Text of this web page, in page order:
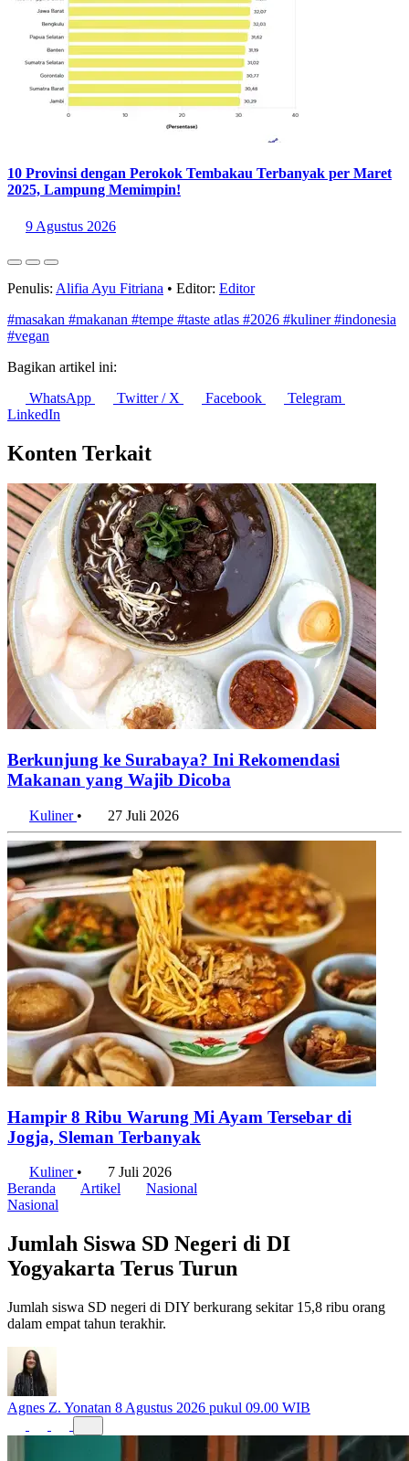
10 Provinsi dengan Perokok Tembakau Terbanyak per Maret
2025, Lampung Memimpin!
9 Agustus 2026
Penulis: Alifia Ayu Fitriana • Editor: Editor
#masakan #makanan #tempe #taste atlas #2026 #kuliner#indonesia
#vegan
Bagikan artikel ini:
WhatsApp
Twitter / X Facebook
Telegram
LinkedIn
Konten Terkait
Berkunjung ke Surabaya? Ini Rekomendasi
Makanan yang Wajib Dicoba
Kuliner • 27 Juli 2026
Hampir 8 Ribu Warung Mi Ayam Tersebar di
Jogja, Sleman Terbanyak
Kuliner •
7 Juli 2026
Beranda
Artikel
Nasional
Nasional
Jumlah Siswa SD Negeri di DI
Yogyakarta Terus Turun
Jumlah siswa SD negeri di DIY berkurang sekitar 15,8 ribu orang
dalam empat tahun terakhir.
Agnes Z. Yonatan 8 Agustus 2026 pukul 09.00 WIB